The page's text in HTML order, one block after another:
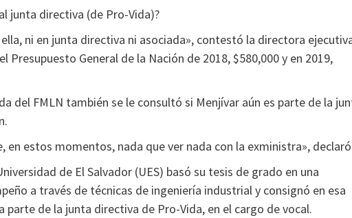
junta directiva (de Pro-Vida)?
ni en junta directiva ni asociada», contestó la directora
General de la Nación de 2018, $580,000 y en 2019,
del FMLN también se le consultó si Menjívar aún es parte de la
estos momentos, nada que ver nada con la exministra»,
de El Salvador (UES) basó su tesis de grado en una
a través de técnicas de ingeniería industrial y consignó en esa
de la junta directiva de Pro-Vida, en el cargo de vocal.